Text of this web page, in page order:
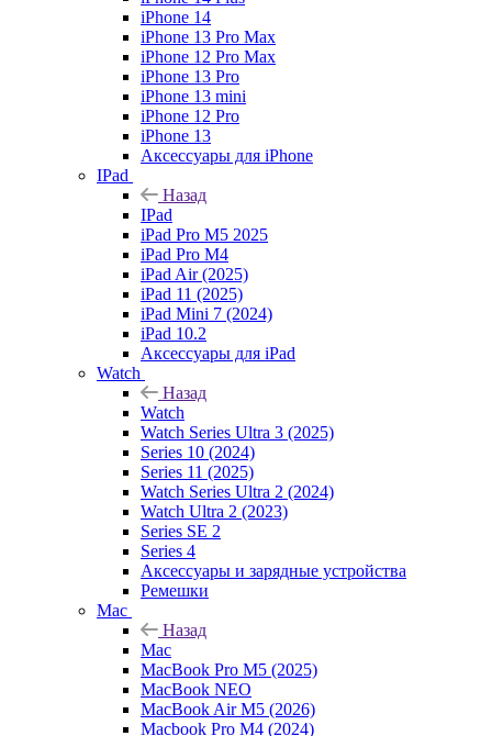
iPhone 14
iPhone 13 Pro Max
iPhone 12 Pro Max
iPhone 13 Pro
iPhone 13 mini
iPhone 12 Pro
iPhone 13
Аксессуары для iPhone
IPad
Назад
IPad
iPad Pro M5 2025
iPad Pro M4
iPad Air (2025)
iPad 11 (2025)
iPad Mini 7 (2024)
iPad 10.2
Аксессуары для iPad
Watch
Назад
Watch
Watch Series Ultra 3 (2025)
Series 10 (2024)
Series 11 (2025)
Watch Series Ultra 2 (2024)
Watch Ultra 2 (2023)
Series SE 2
Series 4
Аксессуары и зарядные устройства
Ремешки
Mac
Назад
Mac
MacBook Pro M5 (2025)
MacBook NEO
MacBook Air M5 (2026)
Macbook Pro M4 (2024)